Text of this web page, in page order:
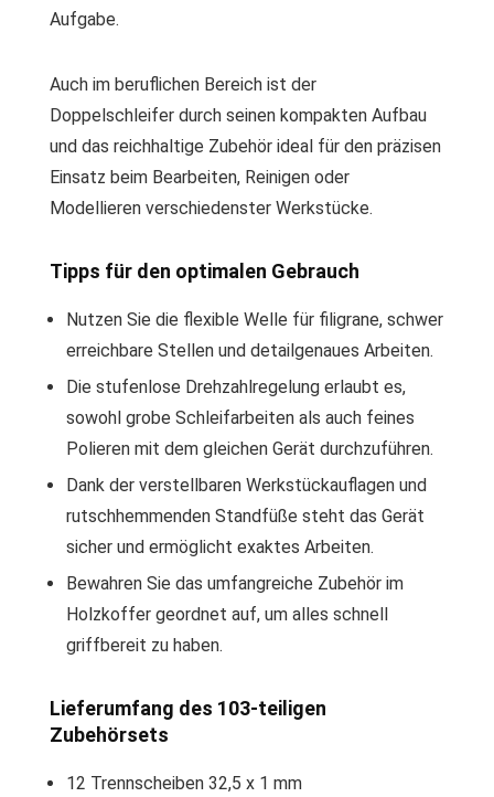
Aufgabe.
Auch im beruflichen Bereich ist der
Doppelschleifer durch seinen kompakten Aufbau
und das reichhaltige Zubehör ideal für den präzisen
Einsatz beim Bearbeiten, Reinigen oder
Modellieren verschiedenster Werkstücke.
Tipps für den optimalen Gebrauch
Nutzen Sie die flexible Welle für filigrane, schwer
erreichbare Stellen und detailgenaues Arbeiten.
Die stufenlose Drehzahlregelung erlaubt es,
sowohl grobe Schleifarbeiten als auch feines
Polieren mit dem gleichen Gerät durchzuführen.
Dank der verstellbaren Werkstückauflagen und
rutschhemmenden Standfüße steht das Gerät
sicher und ermöglicht exaktes Arbeiten.
Bewahren Sie das umfangreiche Zubehör im
Holzkoffer geordnet auf, um alles schnell
griffbereit zu haben.
Lieferumfang des 103-teiligen
Zubehörsets
12 Trennscheiben 32,5 x 1 mm